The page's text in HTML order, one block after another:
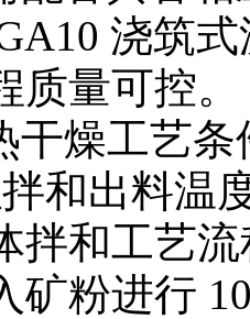
浇筑
质量可控。
干燥工艺
和出料温
拌和工艺
矿粉进行